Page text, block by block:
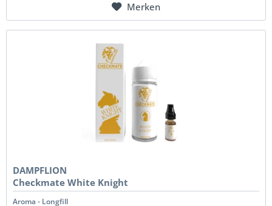
Merken
DAMPFLION
Checkmate White Knight
Aroma - Longfill